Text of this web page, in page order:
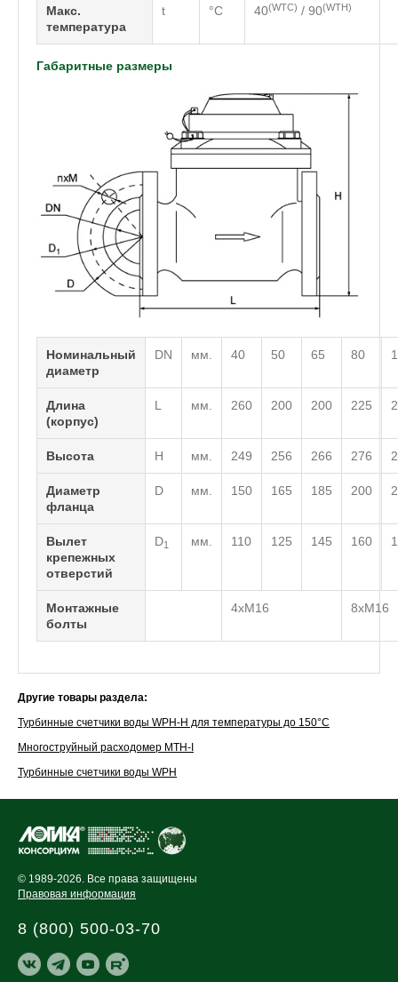
Макс.
температура
t °C 40(WTC) / 90(WTH)
Габаритные размеры
Номинальный
диаметр
DN мм. 40 50 65 80
Длина
(корпус)
L мм. 260 200 200 225
Высота H мм. 249 256 266 276
Диаметр
фланца
D мм. 150 165 185 200
Вылет
крепежных
отверстий
D1 мм. 110 125 145 160
Монтажные
болты
4xM16 8xM16
Другие товары раздела:
Турбинные счетчики воды WPH-H для температуры до 150°C
Многоструйный расходомер МТН-I
Турбинные счетчики воды WPH
© 1989-2026. Все права защищены
Правовая информация
8 (800) 500-03-70